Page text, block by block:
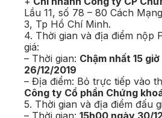
Lầu 11, số 78 – 80 Cách
3, Tp Hồ Chí Minh.
4. Thời gian và địa điểm nộp
giá:
– Thời gian: Chậm nhất 15
26/12/2019
– Địa điểm: Bỏ trực tiếp vào
Công ty Cổ phần Chứng
5. Thời gian và địa điểm đấu